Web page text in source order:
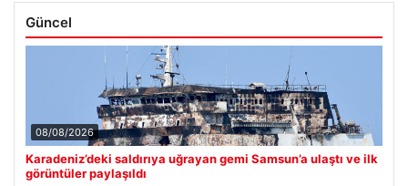
Güncel
08/08/2026
Karadeniz’deki saldırıya uğrayan gemi Samsun’a ulaştı ve ilk
görüntüler paylaşıldı